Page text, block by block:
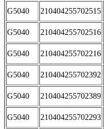
G5040 210404255702515
G5040 210404255702516
G5040 210404255702216
G5040 210404255702392
G5040 210404255702389
G5040 210404255702293